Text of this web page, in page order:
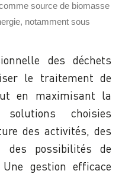
source de biomasse
notamment sous
des déchets
le traitement de
en maximisant la
choisies
des activités, des
possibilités de
gestion efficace